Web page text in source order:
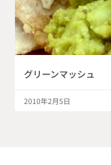
グリーンマッシュ
2010年2月5日